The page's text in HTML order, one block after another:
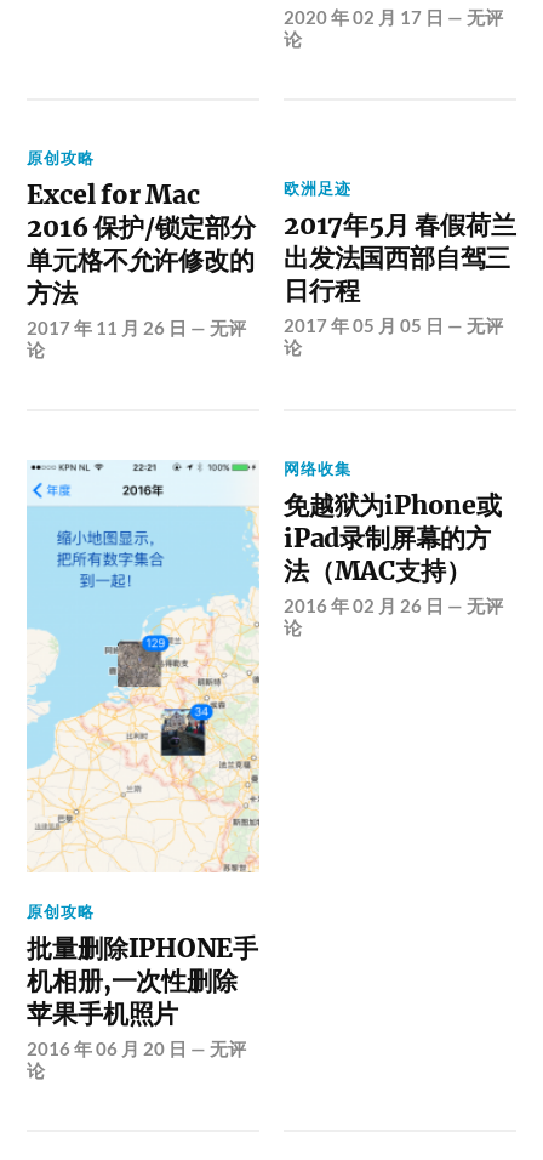
2020 年 02 月 17 日 —无评
论
原创攻略
Excel for Mac
2016 保护/锁定部分
单元格不允许修改的
方法
2017 年 11 月 26 日 —无评
论
欧洲足迹
2017年5月 春假荷兰
出发法国西部自驾三
日行程
2017 年 05 月 05 日 —无评
论
原创攻略
批量删除IPHONE手
机相册,一次性删除
苹果手机照片
2016 年 06 月 20 日 —无评
论
网络收集
免越狱为iPhone或
iPad录制屏幕的方
法（MAC支持）
2016 年 02 月 26 日 —无评
论